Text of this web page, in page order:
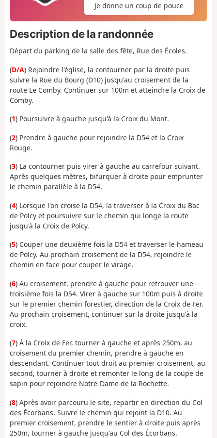
Je donne un coup de pouce
Description de la randonnée
Départ du parking de la salle des fête, Rue des Écoles.
(D/A) Rejoindre l'église, la contourner par la droite puis
suivre la Rue du Bourg (D10) jusqu'au croisement de la
route Le Comby. Continuer sur 100m et atteindre la Croix de
Comby.
(1) Poursuivre à gauche jusqu'à la Croix du Mont.
(2) Prendre à gauche pour rejoindre la D54 et la Croix
Rouge.
(3) La contourner puis virer à gauche au carrefour suivant.
Après quelques mètres, bifurquer à droite pour emprunter
le chemin parallèle à la D54.
(4) Lorsque l'on croise la D54, la traverser à la Croix du Bac
de Polcy et poursuivre sur le chemin qui longe la route
jusqu'à la Croix de Polcy.
(5) Couper une deuxième fois la D54 et traverser le hameau
de Polcy. Au prochain croisement de la D54, rejoindre le
chemin en face pour couper le virage.
(6) Au croisement, prendre à gauche pour retrouver une
troisième fois la D54. Virer à gauche sur 100m puis à droite
sur le premier chemin forestier, direction de la Croix de Fer.
Au prochain croisement, continuer sur la droite jusqu'à la
croix.
(7) À la Croix de Fer, tourner à gauche et après 250m, au
croisement du premier chemin, prendre à gauche en
descendant. Continuer tout droit au premier croisement, au
second, tourner à droite et remonter le long de la coupe de
sapin pour rejoindre Notre-Dame de la Rochette.
(8) Après avoir parcouru le site, repartir en direction du Col
des Écorbans. Suivre le chemin qui rejoint la D10. Au
premier croisement, prendre le sentier à droite puis après
250m, tourner à gauche jusqu'au Col des Écorbans.